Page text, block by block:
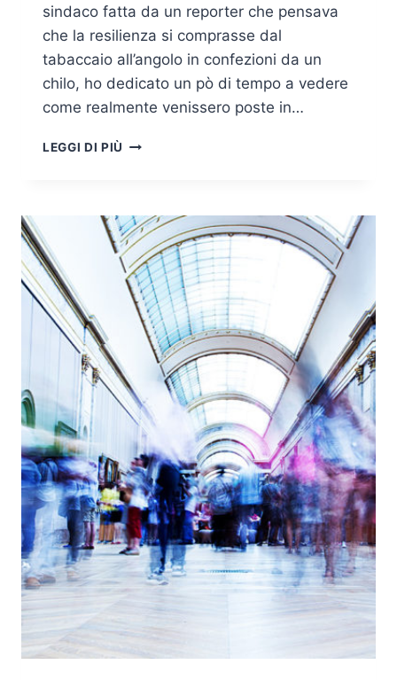
sindaco fatta da un reporter che pensava
che la resilienza si comprasse dal
tabaccaio all’angolo in confezioni da un
chilo, ho dedicato un pò di tempo a vedere
come realmente venissero poste in…
LEGGI DI PIÙ 120
SULLA
RESILIENZA
DEI
COMUNI
ITALIANI
IN
AMBITO
PREVENZIONE
DELLE
EMERGENZE